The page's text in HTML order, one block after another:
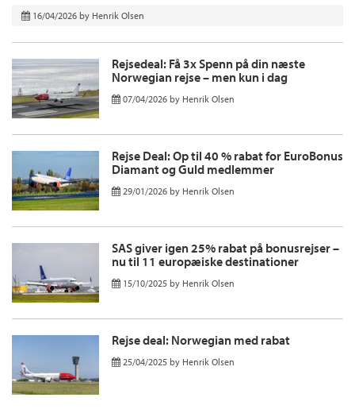
16/04/2026 by Henrik Olsen
Rejsedeal: Få 3x Spenn på din næste
Norwegian rejse – men kun i dag
07/04/2026 by Henrik Olsen
Rejse Deal: Op til 40 % rabat for EuroBonus
Diamant og Guld medlemmer
29/01/2026 by Henrik Olsen
SAS giver igen 25% rabat på bonusrejser –
nu til 11 europæiske destinationer
15/10/2025 by Henrik Olsen
Rejse deal: Norwegian med rabat
25/04/2025 by Henrik Olsen